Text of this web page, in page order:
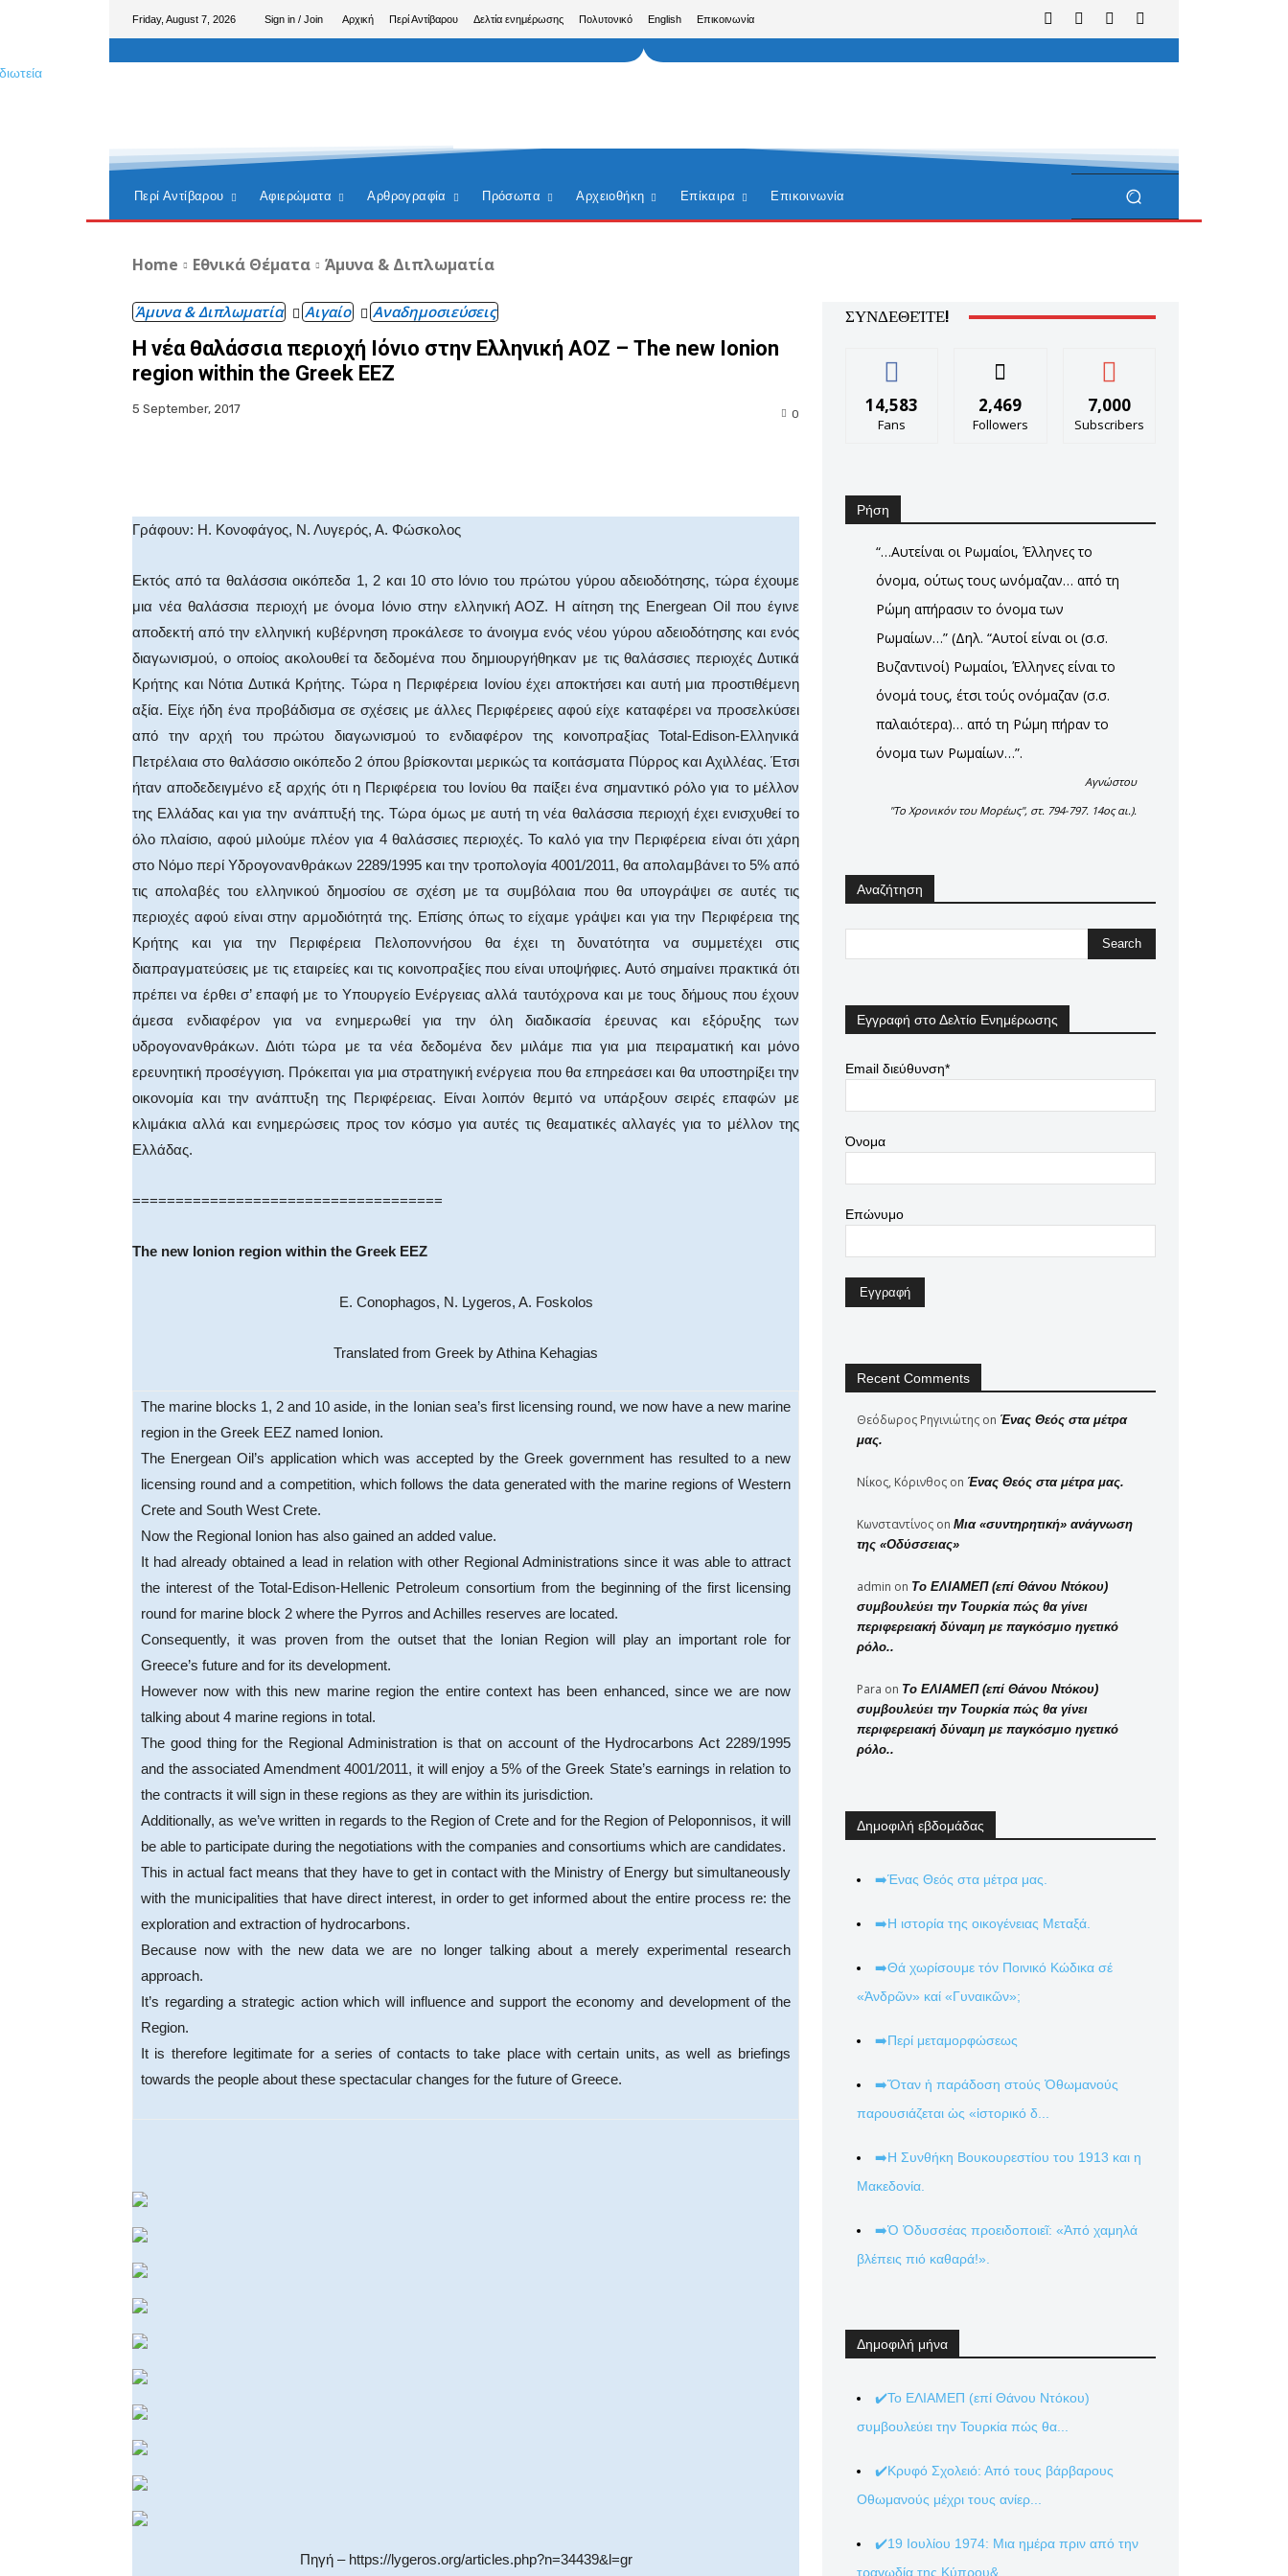
Friday, August 7, 2026 Sign in / Join Αρχική Περί Αντίβαρου Δελτία ενημέρωσης Πολυτονικό English Επικοινωνία
Περί Αντίβαρου Αφιερώματα Αρθρογραφία Πρόσωπα Αρχειοθήκη Επίκαιρα Επικοινωνία
Home Εθνικά Θέματα Άμυνα & Διπλωματία
Άμυνα & Διπλωματία Αιγαίο Αναδημοσιεύσεις
Η νέα θαλάσσια περιοχή Ιόνιο στην Ελληνική ΑΟΖ – The new Ionion
region within the Greek EEZ
5 September, 2017 0
Γράφουν: Η. Κονοφάγος, Ν. Λυγερός, Α. Φώσκολος
Εκτός από τα θαλάσσια οικόπεδα 1, 2 και 10 στο Ιόνιο του πρώτου γύρου αδειοδότησης, τώρα έχουμε
μια νέα θαλάσσια περιοχή με όνομα Ιόνιο στην ελληνική ΑΟΖ. Η αίτηση της Energean Oil που έγινε
αποδεκτή από την ελληνική κυβέρνηση προκάλεσε το άνοιγμα ενός νέου γύρου αδειοδότησης και ενός
διαγωνισμού, ο οποίος ακολουθεί τα δεδομένα που δημιουργήθηκαν με τις θαλάσσιες περιοχές Δυτικά
Κρήτης και Νότια Δυτικά Κρήτης. Τώρα η Περιφέρεια Ιονίου έχει αποκτήσει και αυτή μια προστιθέμενη
αξία. Είχε ήδη ένα προβάδισμα σε σχέσεις με άλλες Περιφέρειες αφού είχε καταφέρει να προσελκύσει
από την αρχή του πρώτου διαγωνισμού το ενδιαφέρον της κοινοπραξίας Total-Edison-Ελληνικά
Πετρέλαια στο θαλάσσιο οικόπεδο 2 όπου βρίσκονται μερικώς τα κοιτάσματα Πύρρος και Αχιλλέας. Έτσι
ήταν αποδεδειγμένο εξ αρχής ότι η Περιφέρεια του Ιονίου θα παίξει ένα σημαντικό ρόλο για το μέλλον
της Ελλάδας και για την ανάπτυξή της. Τώρα όμως με αυτή τη νέα θαλάσσια περιοχή έχει ενισχυθεί το
όλο πλαίσιο, αφού μιλούμε πλέον για 4 θαλάσσιες περιοχές. Το καλό για την Περιφέρεια είναι ότι χάρη
στο Νόμο περί Υδρογονανθράκων 2289/1995 και την τροπολογία 4001/2011, θα απολαμβάνει το 5% από
τις απολαβές του ελληνικού δημοσίου σε σχέση με τα συμβόλαια που θα υπογράψει σε αυτές τις
περιοχές αφού είναι στην αρμοδιότητά της. Επίσης όπως το είχαμε γράψει και για την Περιφέρεια της
Κρήτης και για την Περιφέρεια Πελοποννήσου θα έχει τη δυνατότητα να συμμετέχει στις
διαπραγματεύσεις με τις εταιρείες και τις κοινοπραξίες που είναι υποψήφιες. Αυτό σημαίνει πρακτικά ότι
πρέπει να έρθει σ’ επαφή με το Υπουργείο Ενέργειας αλλά ταυτόχρονα και με τους δήμους που έχουν
άμεσα ενδιαφέρον για να ενημερωθεί για την όλη διαδικασία έρευνας και εξόρυξης των
υδρογονανθράκων. Διότι τώρα με τα νέα δεδομένα δεν μιλάμε πια για μια πειραματική και μόνο
ερευνητική προσέγγιση. Πρόκειται για μια στρατηγική ενέργεια που θα επηρεάσει και θα υποστηρίξει την
οικονομία και την ανάπτυξη της Περιφέρειας. Είναι λοιπόν θεμιτό να υπάρξουν σειρές επαφών με
κλιμάκια αλλά και ενημερώσεις προς τον κόσμο για αυτές τις θεαματικές αλλαγές για το μέλλον της
Ελλάδας.
====================================
The new Ionion region within the Greek EEZ
E. Conophagos, N. Lygeros, A. Foskolos
Translated from Greek by Athina Kehagias
The marine blocks 1, 2 and 10 aside, in the Ionian sea’s first licensing round, we now have a new marine
region in the Greek EEZ named Ionion.
The Energean Oil’s application which was accepted by the Greek government has resulted to a new
licensing round and a competition, which follows the data generated with the marine regions of Western
Crete and South West Crete.
Now the Regional Ionion has also gained an added value.
It had already obtained a lead in relation with other Regional Administrations since it was able to attract
the interest of the Total-Edison-Hellenic Petroleum consortium from the beginning of the first licensing
round for marine block 2 where the Pyrros and Achilles reserves are located.
Consequently, it was proven from the outset that the Ionian Region will play an important role for
Greece’s future and for its development.
However now with this new marine region the entire context has been enhanced, since we are now
talking about 4 marine regions in total.
The good thing for the Regional Administration is that on account of the Hydrocarbons Act 2289/1995
and the associated Amendment 4001/2011, it will enjoy a 5% of the Greek State’s earnings in relation to
the contracts it will sign in these regions as they are within its jurisdiction.
Additionally, as we’ve written in regards to the Region of Crete and for the Region of Peloponnisos, it will
be able to participate during the negotiations with the companies and consortiums which are candidates.
This in actual fact means that they have to get in contact with the Ministry of Energy but simultaneously
with the municipalities that have direct interest, in order to get informed about the entire process re: the
exploration and extraction of hydrocarbons.
Because now with the new data we are no longer talking about a merely experimental research
approach.
It’s regarding a strategic action which will influence and support the economy and development of the
Region.
It is therefore legitimate for a series of contacts to take place with certain units, as well as briefings
towards the people about these spectacular changes for the future of Greece.
Πηγή – https://lygeros.org/articles.php?n=34439&l=gr
ΣΥΝΔΕΘΕΊΤΕ!
14,583
Fans
2,469
Followers
7,000
Subscribers
Ρήση
“…Αυτείναι οι Ρωμαίοι, Έλληνες το
όνομα, ούτως τους ωνόμαζαν… από τη
Ρώμη απήρασιν το όνομα των
Ρωμαίων…” (Δηλ. “Αυτοί είναι οι (σ.σ.
Βυζαντινοί) Ρωμαίοι, Έλληνες είναι το
όνομά τους, έτσι τούς ονόμαζαν (σ.σ.
παλαιότερα)… από τη Ρώμη πήραν το
όνομα των Ρωμαίων…”.
Αγνώστου
"Το Χρονικόν του Μορέως", στ. 794-797. 14ος αι.).
Αναζήτηση
Εγγραφή στο Δελτίο Ενημέρωσης
Email διεύθυνση*
Όνομα
Επώνυμο
Recent Comments
Θεόδωρος Ρηγινιώτης on Ένας Θεός στα μέτρα
μας.
Νίκος, Κόρινθος on Ένας Θεός στα μέτρα μας.
Κωνσταντίνος on Μια «συντηρητική» ανάγνωση
της «Οδύσσειας»
admin on Το ΕΛΙΑΜΕΠ (επί Θάνου Ντόκου)
συμβουλεύει την Τουρκία πώς θα γίνει
περιφερειακή δύναμη με παγκόσμιο ηγετικό
ρόλο..
Para on Το ΕΛΙΑΜΕΠ (επί Θάνου Ντόκου)
συμβουλεύει την Τουρκία πώς θα γίνει
περιφερειακή δύναμη με παγκόσμιο ηγετικό
ρόλο..
Δημοφιλή εβδομάδας
➡️Ένας Θεός στα μέτρα μας.
➡️Η ιστορία της οικογένειας Μεταξά.
➡️Θά χωρίσουμε τόν Ποινικό Κώδικα σέ
«Ἀνδρῶν» καί «Γυναικῶν»;
➡️Περί μεταμορφώσεως
➡️Ὅταν ἡ παράδοση στούς Ὀθωμανούς
παρουσιάζεται ὡς «ἱστορικό δ...
➡️Η Συνθήκη Βουκουρεστίου του 1913 και η
Μακεδονία.
➡️Ὁ Ὀδυσσέας προειδοποιεῖ: «Ἀπό χαμηλά
βλέπεις πιό καθαρά!».
Δημοφιλή μήνα
✔️Το ΕΛΙΑΜΕΠ (επί Θάνου Ντόκου)
συμβουλεύει την Τουρκία πώς θα...
✔️Κρυφό Σχολειό: Από τους βάρβαρους
Οθωμανούς μέχρι τους ανίερ...
✔️19 Ιουλίου 1974: Μια ημέρα πριν από την
τραγωδία της Κύπρου&...